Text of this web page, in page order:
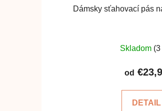
Dámsky sťahovací pás
z
Skladom
od
DETAIL